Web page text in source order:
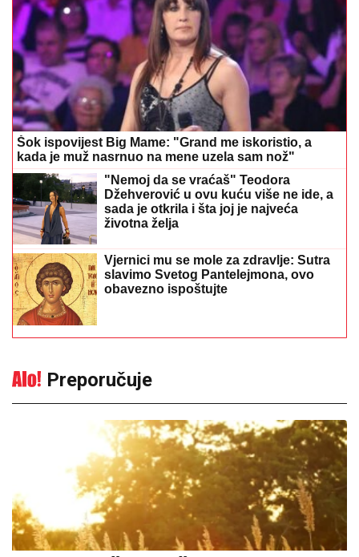
Šok ispovijest Big Mame: "Grand me iskoristio, a
kada je muž nasrnuo na mene uzela sam nož"
"Nemoj da se vraćaš" Teodora
Džehverović u ovu kuću više ne ide, a
sada je otkrila i šta joj je najveća
životna želja
Vjernici mu se mole za zdravlje: Sutra
slavimo Svetog Pantelejmona, ovo
obavezno ispoštujte
Preporučuje